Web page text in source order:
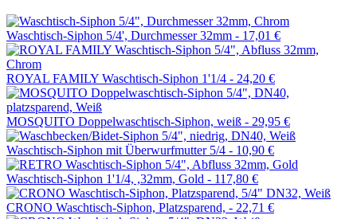
Waschtisch-Siphon 5/4', Durchmesser 32mm - 17,01 €
ROYAL FAMILY Waschtisch-Siphon 1'1/4 - 24,20 €
MOSQUITO Doppelwaschtisch-Siphon, weiß - 29,95 €
Waschtisch-Siphon mit Überwurfmutter 5/4 - 10,90 €
Waschtisch-Siphon 1'1/4, ,32mm, Gold - 117,80 €
CRONO Waschtisch-Siphon, Platzsparend, - 22,71 €